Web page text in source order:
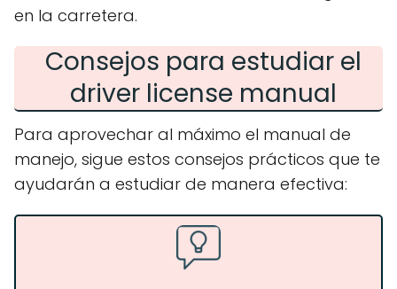
en la carretera.
Consejos para estudiar el
driver license manual
Para aprovechar al máximo el manual de
manejo, sigue estos consejos prácticos que te
ayudarán a estudiar de manera efectiva: